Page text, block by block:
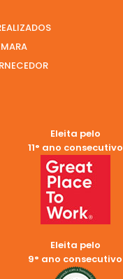
Eleita pelo
11° ano consecutivo
Eleita pelo
9° ano consecutivo